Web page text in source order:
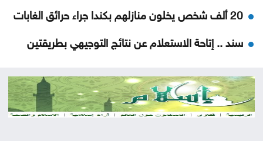
20 ألف شخص يخلون منازلهم بكندا جراء حرائق الغابات
سند .. إتاحة الاستعلام عن نتائج التوجيهي بطريقتين
رسالة من حماس إلى الولايات المتحدة